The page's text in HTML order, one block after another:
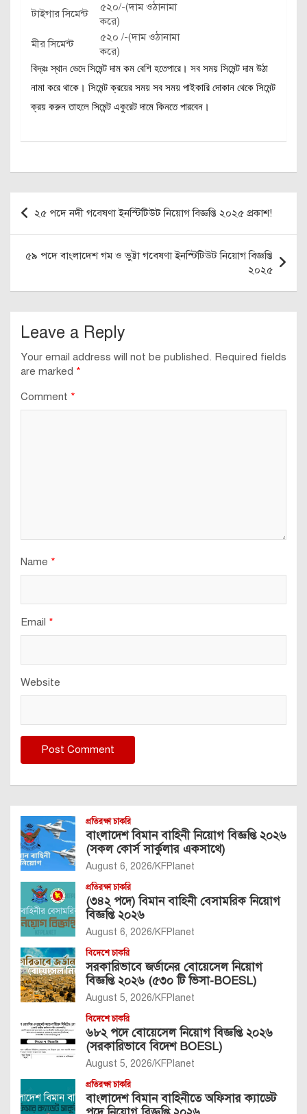
টাইগার সিমেন্ট
৫২০/-(দাম ওঠানামা
করে)
মীর সিমেন্ট
৫২০ /-(দাম ওঠানামা
করে)
বিদ্রঃ স্থান ভেদে সিমেন্ট দাম কম বেশি হতেপারে। সব সময় সিমেন্ট দাম উঠা
নামা করে থাকে। সিমেন্ট ক্রয়ের সময় সব সময় পাইকারি দোকান থেকে সিমেন্ট
ক্রয় করুন তাহলে সিমেন্ট একুরেট দামে কিনতে পারবেন।
Post
navigation
২৫ পদে নদী গবেষণা ইনস্টিটিউট নিয়োগ বিজ্ঞপ্তি ২০২৫ প্রকাশ!
৫৯ পদে বাংলাদেশ গম ও ভুট্টা গবেষণা ইনস্টিটিউট নিয়োগ বিজ্ঞপ্তি
২০২৫
Leave a Reply
Your email address will not be published. Required fields
are marked *
Comment *
Name *
Email *
Website
প্রতিরক্ষা চাকরি
বাংলাদেশ বিমান বাহিনী নিয়োগ বিজ্ঞপ্তি ২০২৬
(সকল কোর্স সার্কুলার একসাথে)
August 6, 2026 KFPlanet
প্রতিরক্ষা চাকরি
(৩৪২ পদে) বিমান বাহিনী বেসামরিক নিয়োগ
বিজ্ঞপ্তি ২০২৬
August 6, 2026 KFPlanet
বিদেশে চাকরি
সরকারিভাবে জর্ডানের বোয়েসেল নিয়োগ
বিজ্ঞপ্তি ২০২৬ (৫৩০ টি ভিসা-BOESL)
August 5, 2026 KFPlanet
বিদেশে চাকরি
৬৮২ পদে বোয়েসেল নিয়োগ বিজ্ঞপ্তি ২০২৬
(সরকারিভাবে বিদেশ BOESL)
August 5, 2026 KFPlanet
প্রতিরক্ষা চাকরি
বাংলাদেশ বিমান বাহিনীতে অফিসার ক্যাডেট